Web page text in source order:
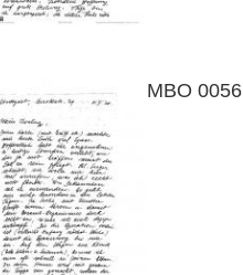
MBO 0056